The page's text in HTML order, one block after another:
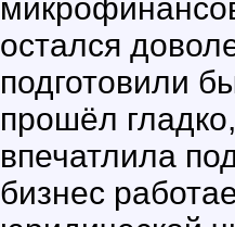
остался
подготовили
прошёл
впечатлила
бизнес